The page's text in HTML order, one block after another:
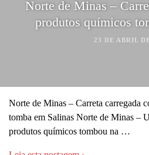
Norte de Minas –
produtos químicos
23 DE ABRIL
Norte de Minas – Carreta carregada
tomba em Salinas Norte de Minas –
produtos químicos tombou na …